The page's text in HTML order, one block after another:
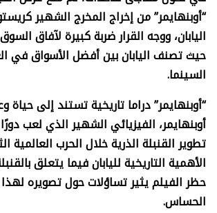
“أوبنهايمر” من إخراج المخرج الشهير
اليابان، ووجه القرار ضربة كبيرة لآفاق
حيث تصنف اليابان بين أفضل الأسواق في
السينما.
“أوبنهايمر” دراما تاريخية تستند إلى حياة
أوبنهايمر، الفيزيائي الشهير الذي لعب
تطوير القنبلة الذرية خلال الحرب العالمية
الأهمية التاريخية لليابان فيما يتعلق
حظر الفيلم يثير تساؤلات حول تصويره
الحساس.